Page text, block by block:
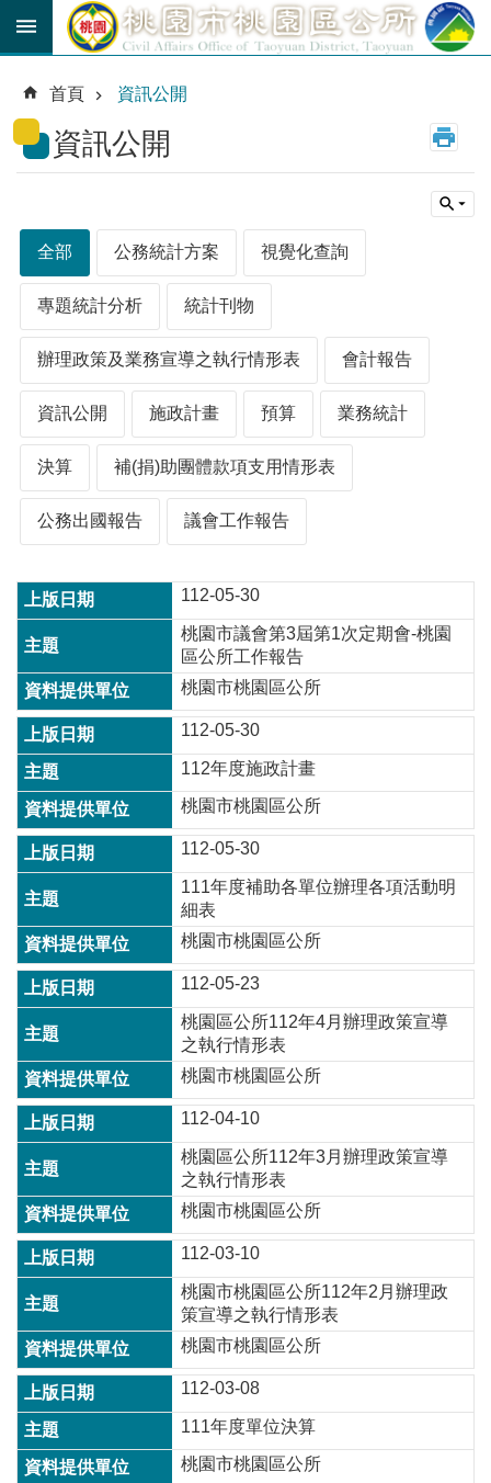
跳到主要內容區塊
育
貼
公
線
市
民
卡
進
階
搜
尋
介
紹
息
公
告
生
活
便
民
訊
機
關
通
訊
錄
相
關
資
料
首
頁
站
覽
市
政
信
箱
首頁 資訊公開
資訊公開
全部 公務統計方案 視覺化查詢
專題統計分析 統計刊物
辦理政策及業務宣導之執行情形表 會計報告
資訊公開 施政計畫 預算 業務統計
決算 補(捐)助團體款項支用情形表
公務出國報告 議會工作報告
112-05-30
桃園市議會第3屆第1次定期會-桃園
區公所工作報告
桃園市桃園區公所
112-05-30
112年度施政計畫
桃園市桃園區公所
112-05-30
111年度補助各單位辦理各項活動明
細表
桃園市桃園區公所
112-05-23
桃園區公所112年4月辦理政策宣導
之執行情形表
桃園市桃園區公所
112-04-10
桃園區公所112年3月辦理政策宣導
之執行情形表
桃園市桃園區公所
112-03-10
桃園市桃園區公所112年2月辦理政
策宣導之執行情形表
桃園市桃園區公所
112-03-08
111年度單位決算
桃園市桃園區公所